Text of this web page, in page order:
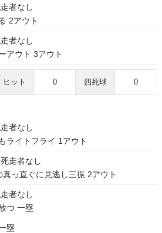
者なし
2アウト
者なし
アウト 3アウト
ヒット 0 四死球 0
者なし
ライトフライ 1アウト
走者なし
っ直ぐに見逃し三振 2アウト
者なし
つ 一塁
塁